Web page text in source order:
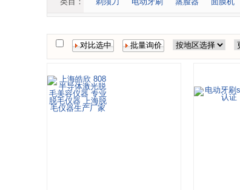
类目： 剃须刀 电动牙刷 蒸脸器 面膜机